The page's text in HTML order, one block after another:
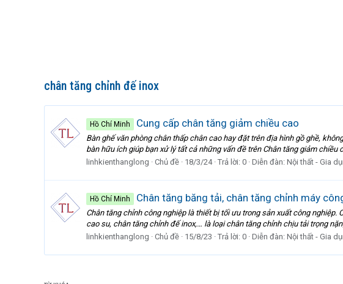
chân tăng chỉnh đế inox
Hồ Chí Minh Cung cấp chân tăng giảm chiều cao
Bàn ghế văn phòng chân thấp chân cao hay đặt trên địa hình gồ ghề,
bàn hữu ích giúp bạn xử lý tất cả những vấn đề trên Chân tăng giảm chiều
linhkienthanglong
Chủ đề 18/3/24 Trả lời: 0 Diễn đàn: Nội thất - Gia
Hồ Chí Minh Chân tăng băng tải, chân tăng chỉnh máy
Chân tăng chỉnh công nghiệp là thiết bị tối ưu trong sản xuất công
cao su, chân tăng chỉnh đế inox,… là loại chân tăng chỉnh chịu tải trọng
linhkienthanglong
Chủ đề 15/8/23 Trả lời: 0 Diễn đàn: Nội thất - Gia